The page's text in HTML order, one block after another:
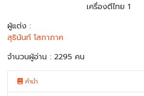
เครื่องตีไทย 1
ผู้แต่ง :
สุธินันท์ โสภาภาค
จำนวนผู้อ่าน : 2295 คน
คำนำ